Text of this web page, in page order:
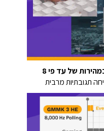
של עד פי 8
תגובתיות מרבית